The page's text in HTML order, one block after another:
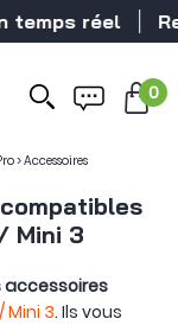
Revendeur
0
>Accessoires
Mini 3
accessoires
Mini 3. Ils vous